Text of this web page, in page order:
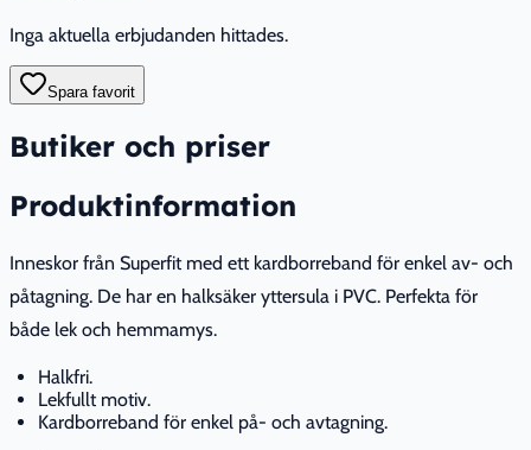
Inga aktuella erbjudanden hittades.
Spara favorit
Butiker och priser
Produktinformation
Inneskor från Superfit med ett kardborreband för enkel av- och
påtagning. De har en halksäker yttersula i PVC. Perfekta för
både lek och hemmamys.
Halkfri.
Lekfullt motiv.
Kardborreband för enkel på- och avtagning.